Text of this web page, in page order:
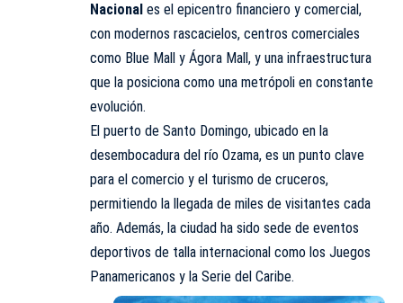
Nacional es el epicentro financiero y comercial,
con modernos rascacielos, centros comerciales
como Blue Mall y Ágora Mall, y una infraestructura
que la posiciona como una metrópoli en constante
evolución.
El puerto de Santo Domingo, ubicado en la
desembocadura del río Ozama, es un punto clave
para el comercio y el turismo de cruceros,
permitiendo la llegada de miles de visitantes cada
año. Además, la ciudad ha sido sede de eventos
deportivos de talla internacional como los Juegos
Panamericanos y la Serie del Caribe.